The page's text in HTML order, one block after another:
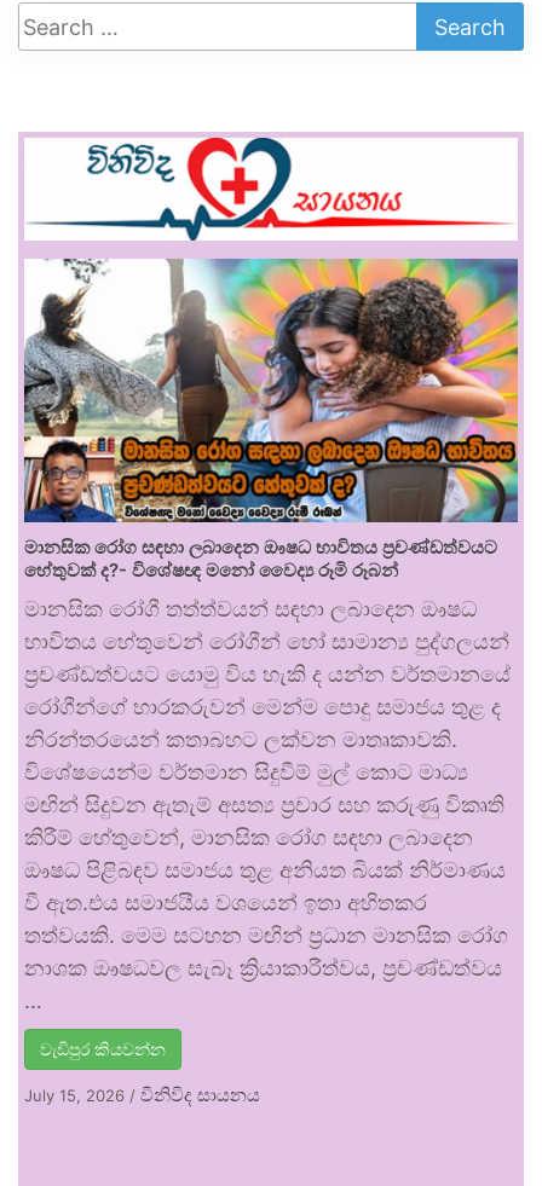
මානසික රෝග සඳහා ලබාදෙන ඖෂධ භාවිතය ප්‍රචණ්ඩත්වයට
හේතුවක් ද?- විශේෂඥ මනෝ වෛද්‍ය රූමි රූබන්
මානසික රෝගී තත්ත්වයන් සඳහා ලබාදෙන ඖෂධ
භාවිතය හේතුවෙන් රෝගීන් හෝ සාමාන්‍ය පුද්ගලයන්
ප්‍රචණ්ඩත්වයට යොමු විය හැකි ද යන්න වර්තමානයේ
රෝගීන්ගේ භාරකරුවන් මෙන්ම පොදු සමාජය තුළ ද
නිරන්තරයෙන් කතාබහට ලක්වන මාතෘකාවකි.
විශේෂයෙන්ම වර්තමාන සිදුවීම් මුල් කොට මාධ්‍ය
මඟින් සිදුවන ඇතැම් අසත්‍ය ප්‍රචාර සහ කරුණු විකෘති
කිරීම් හේතුවෙන්, මානසික රෝග සඳහා ලබාදෙන
ඖෂධ පිළිබඳව සමාජය තුළ අනියත බියක් නිර්මාණය
වී ඇත.එය සමාජයීය වශයෙන් ඉතා අහිතකර
තත්වයකි. මෙම සටහන මඟින් ප්‍රධාන මානසික රෝග
නාශක ඖෂධවල සැබෑ ක්‍රියාකාරීත්වය, ප්‍රචණ්ඩත්වය
…
වැඩිපුර කියවන්න
July 15, 2026 / විනිවිද සායනය